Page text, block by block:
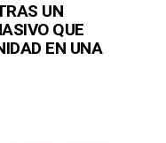
UN
QUE
EN UNA